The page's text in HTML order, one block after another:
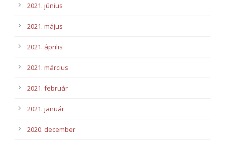
2021. június
2021. május
2021. április
2021. március
2021. február
2021. január
2020. december